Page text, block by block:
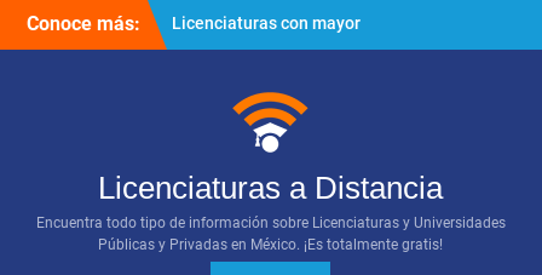
Conoce más:
Licenciaturas con mayor
proyección
¿Cómo utilizar los diversos
recursos digitales?
Licenciaturas a Distancia
Encuentra todo tipo de información sobre Licenciaturas y Universidades
Públicas y Privadas en México. ¡Es totalmente gratis!